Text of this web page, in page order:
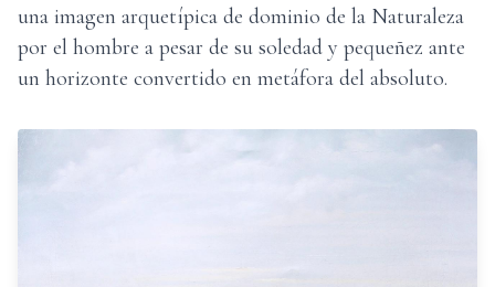
una imagen arquetípica de dominio de la Naturaleza
por el hombre a pesar de su soledad y pequeñez ante
un horizonte convertido en metáfora del absoluto.